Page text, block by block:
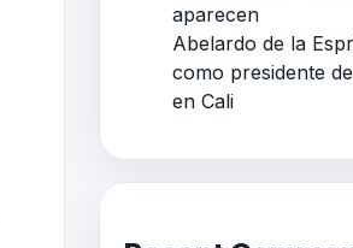
aparecen
Abelardo de la
como presidente
en Cali